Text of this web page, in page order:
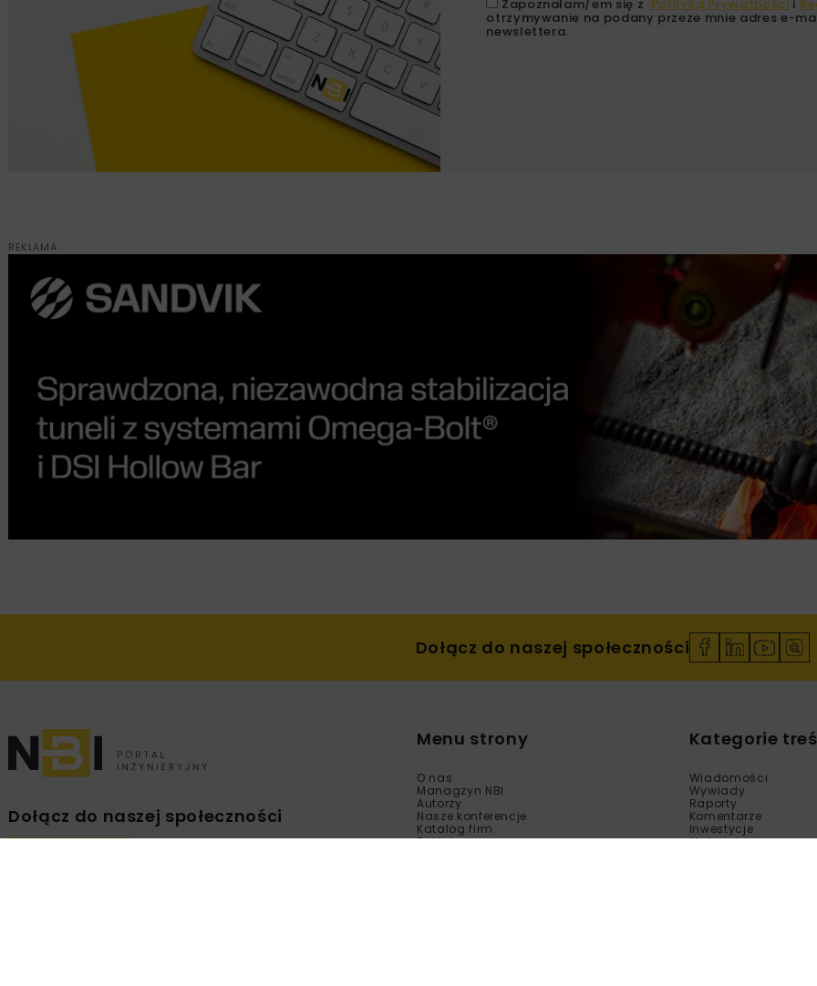
Zapoznałam/em się z Polityką Prywatności i
otrzymywanie na podany przeze mnie adres e-
newslettera.
REKLAMA
Dołącz do naszej społeczności
Dołącz do naszej społeczności
Menu strony
O nas
Managzyn NBI
Autorzy
Nasze konferencje
Katalog firm
Reklama
Kategorie
Wiadomości
Wywiady
Raporty
Komentarze
Inwestycje
Materiały